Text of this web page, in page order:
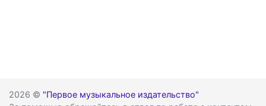
2026 © "Первое музыкальное издательство"